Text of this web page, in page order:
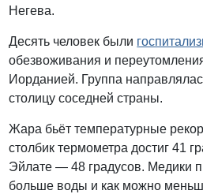
Негева.
Десять человек были
обезвоживания и
Иорданией. Группа
столицу соседней страны.
Жара бьёт температурные
столбик термометра достиг 41
Эйлате — 48 градусов. Медики
больше воды и как можно